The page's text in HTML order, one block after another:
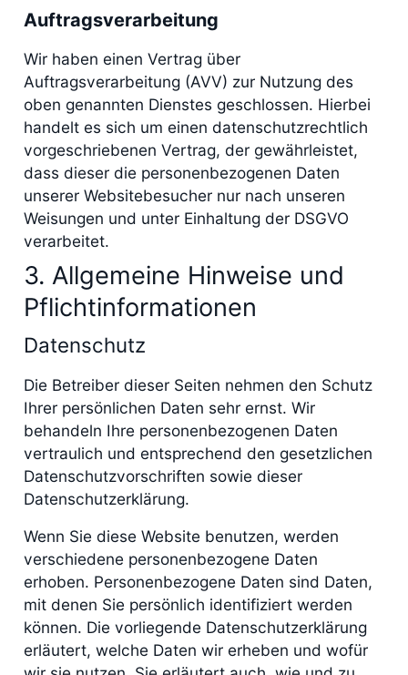
Auftragsverarbeitung
Wir haben einen Vertrag über
Auftragsverarbeitung (AVV) zur Nutzung des
oben genannten Dienstes geschlossen. Hierbei
handelt es sich um einen datenschutzrechtlich
vorgeschriebenen Vertrag, der gewährleistet,
dass dieser die personenbezogenen Daten
unserer Websitebesucher nur nach unseren
Weisungen und unter Einhaltung der DSGVO
verarbeitet.
3. Allgemeine Hinweise und
Pflicht­informationen
Datenschutz
Die Betreiber dieser Seiten nehmen den Schutz
Ihrer persönlichen Daten sehr ernst. Wir
behandeln Ihre personenbezogenen Daten
vertraulich und entsprechend den gesetzlichen
Datenschutzvorschriften sowie dieser
Datenschutzerklärung.
Wenn Sie diese Website benutzen, werden
verschiedene personenbezogene Daten
erhoben. Personenbezogene Daten sind Daten,
mit denen Sie persönlich identifiziert werden
können. Die vorliegende Datenschutzerklärung
erläutert, welche Daten wir erheben und wofür